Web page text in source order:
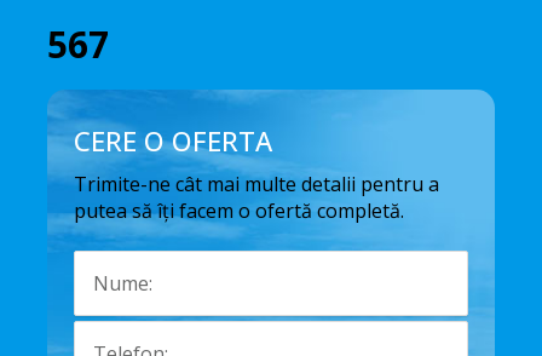
567
CERE O OFERTA
Trimite-ne cât mai multe detalii pentru a
putea să îți facem o ofertă completă.